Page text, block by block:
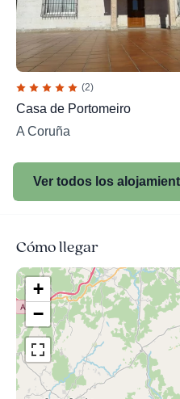
(2)
Casa de Portomeiro
A Coruña
Ver todos los
Cómo llegar
+
−